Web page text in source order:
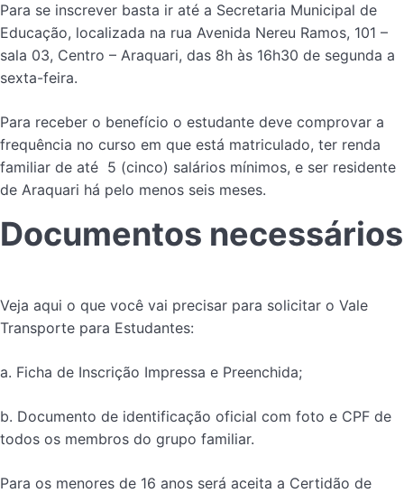
Para se inscrever basta ir até a Secretaria Municipal de
Educação, localizada na rua Avenida Nereu Ramos, 101 –
sala 03, Centro – Araquari, das 8h às 16h30 de segunda a
sexta-feira.
Para receber o benefício o estudante deve comprovar a
frequência no curso em que está matriculado, ter renda
familiar de até 5 (cinco) salários mínimos, e ser residente
de Araquari há pelo menos seis meses.
Documentos necessários
Veja aqui o que você vai precisar para solicitar o Vale
Transporte para Estudantes:
a. Ficha de Inscrição Impressa e Preenchida;
b. Documento de identificação oficial com foto e CPF de
todos os membros do grupo familiar.
Para os menores de 16 anos será aceita a Certidão de